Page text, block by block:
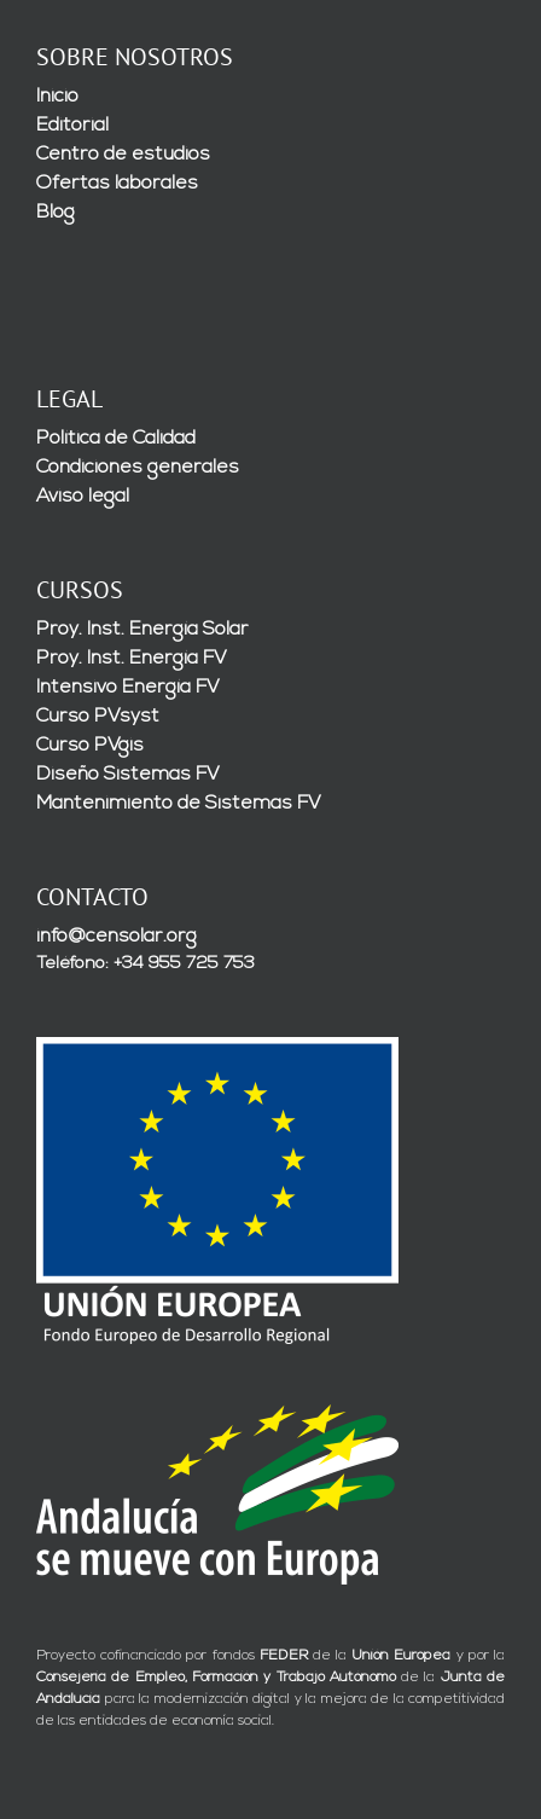
SOBRE NOSOTROS
Inicio
Editorial
Centro de estudios
Ofertas laborales
Blog
LEGAL
Política de Calidad
Condiciones generales
Aviso legal
CURSOS
Proy. Inst. Energía Solar
Proy. Inst. Energía FV
Intensivo Energía FV
Curso PVsyst
Curso PVgis
Diseño Sistemas FV
Mantenimiento de Sistemas FV
CONTACTO
info@censolar.org
Teléfono: +34 955 725 753
Proyecto cofinanciado por fondos FEDERde la Unión Europea y por la
Consejería de Empleo, Formación y Trabajo Autónomode la Junta de
Andalucía para la modernización digital y la mejora de la competitividad
de las entidades de economía social.